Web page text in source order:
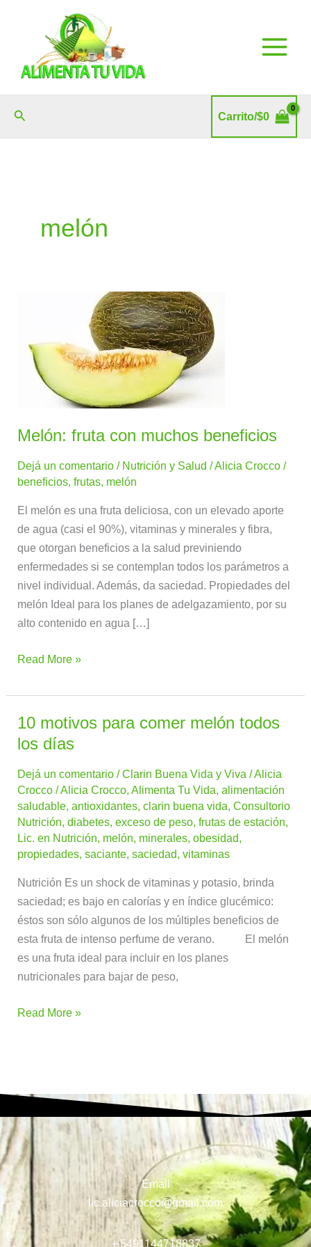
Buscar Carrito/$0
melón
Melón: fruta con muchos beneficios
Dejá un comentario / Nutrición y Salud /Alicia Crocco/
beneficios,frutas, melón
El melón es una fruta deliciosa, con un elevado aporte
de agua (casi el 90%), vitaminas y minerales y fibra,
que otorgan beneficios a la salud previniendo
enfermedades si se contemplan todos los parámetros a
nivel individual. Además, da saciedad. Propiedades del
melón Ideal para los planes de adelgazamiento, por su
alto contenido en agua […]
muchos
beneficios
Read More »
10 motivos para comer melón todos
los días
Dejá un comentario /Clarin Buena Vida y Viva /Alicia
Crocco/Alicia Crocco,Alimenta Tu Vida,alimentación
saludable,antioxidantes,clarin buena vida,Consultorio
Nutrición,diabetes,exceso de peso,frutas de estación,
Lic. en Nutrición, melón, minerales,obesidad,
propiedades,saciante,saciedad,vitaminas
Nutrición Es un shock de vitaminas y potasio, brinda
saciedad; es bajo en calorías y en índice glucémico:
éstos son sólo algunos de los múltiples beneficios de
esta fruta de intenso perfume de verano. El melón
es una fruta ideal para incluir en los planes
nutricionales para bajar de peso,
10
motivos
comer
melón
todos
los
días
Read More »
Email
lic.aliciacrocco@gmail.com
+ 5491144718837